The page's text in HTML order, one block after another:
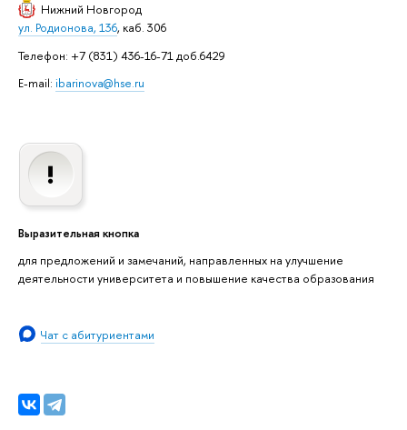
Нижний Новгород
ул. Родионова, 136, каб. 306
Телефон: +7 (831) 436-16-71 доб.6429
E-mail: ibarinova@hse.ru
Выразительная кнопка
для предложений и замечаний, направленных на улучшение
деятельности университета и повышение качества образования
Чат с абитуриентами